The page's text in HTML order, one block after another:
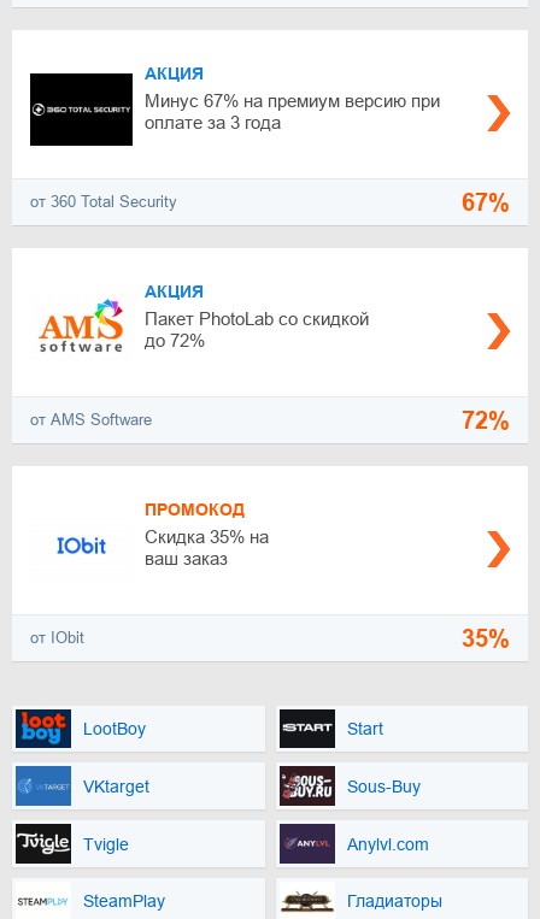
АКЦИЯ
Минус 67% на премиум версию при
оплате за 3 года
от 360 Total Security 67%
АКЦИЯ
Пакет PhotoLab со скидкой
до 72%
от AMS Software 72%
ПРОМОКОД
Скидка 35% на
ваш заказ
от IObit 35%
LootBoy Start
VKtarget Sous-Buy
Tvigle Anylvl.com
SteamPlay Гладиаторы